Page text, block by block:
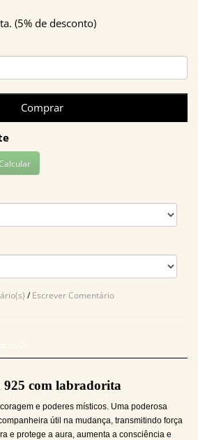
(5% de desconto)
Comprar
/Escrever Comentário
925 com labradorita
e poderes místicos. Uma poderosa
útil na mudança, transmitindo força
e protege a aura, aumenta a consciência e